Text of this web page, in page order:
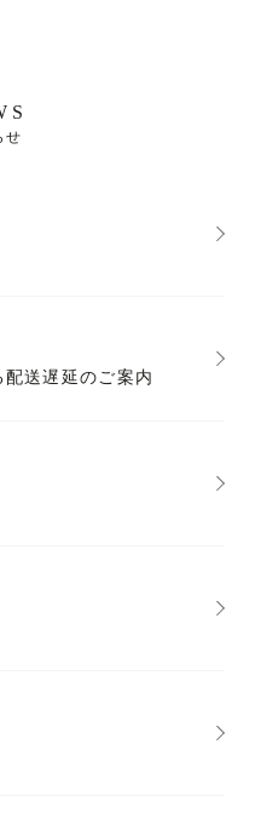
せ
送遅延のご案内